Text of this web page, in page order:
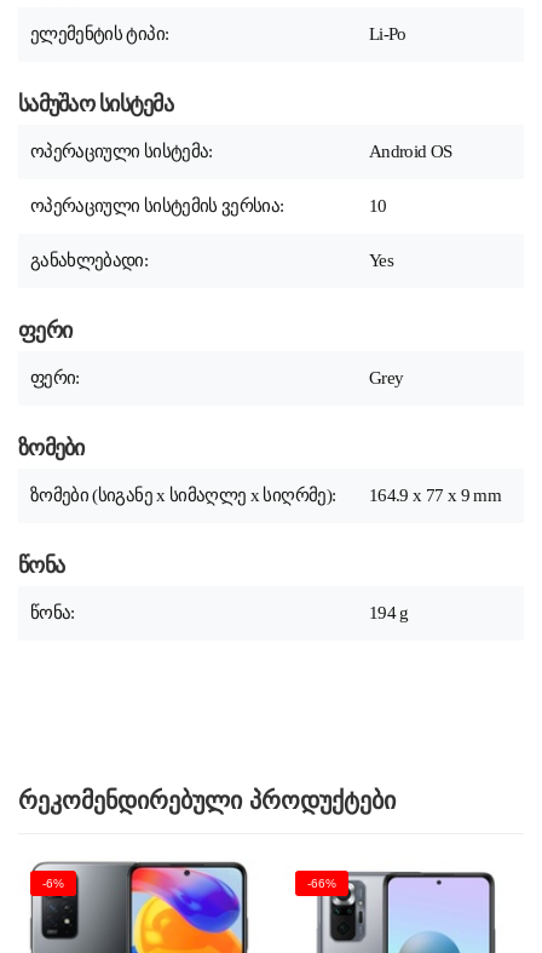
ელემენტის ტიპი: Li-Po
სამუშაო სისტემა
ოპერაციული სისტემა: Android OS
ოპერაციული სისტემის ვერსია: 10
განახლებადი: Yes
ფერი
ფერი: Grey
ზომები
ზომები (სიგანე x სიმაღლე x სიღრმე): 164.9 x 77 x 9 mm
წონა
წონა: 194 g
რეკომენდირებული პროდუქტები
-6% -66%